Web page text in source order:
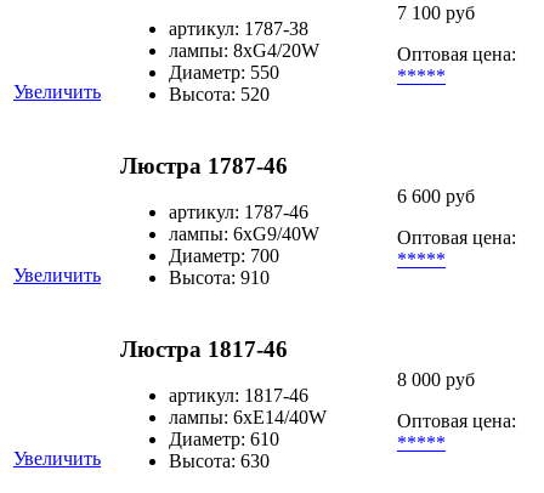
Увеличить
артикул: 1787-38
лампы: 8хG4/20W
Диаметр: 550
Высота: 520
7 100 руб
Оптовая цена:
*****
Увеличить
Люстра 1787-46
артикул: 1787-46
лампы: 6хG9/40W
Диаметр: 700
Высота: 910
6 600 руб
Оптовая цена:
*****
Увеличить
Люстра 1817-46
артикул: 1817-46
лампы: 6хЕ14/40W
Диаметр: 610
Высота: 630
8 000 руб
Оптовая цена:
*****